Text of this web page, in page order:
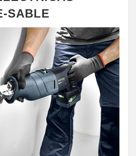
SABLE